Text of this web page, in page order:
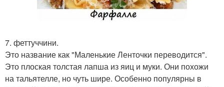
7. феттуччини.
Это название как "Маленькие Ленточки переводится".
Это плоская толстая лапша из яиц и муки. Они похожи
на тальятелле, но чуть шире. Особенно популярны в